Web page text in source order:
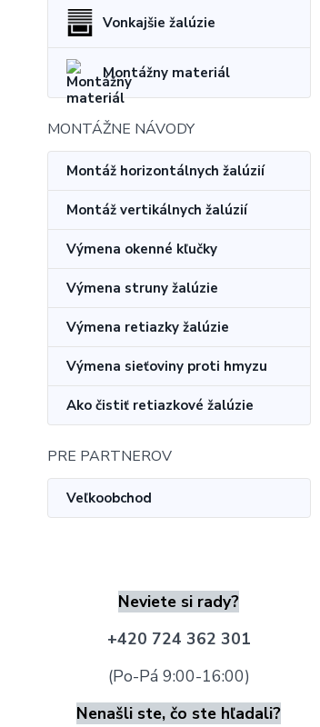
Vonkajšie žalúzie
Montážny materiál
MONTÁŽNE NÁVODY
Montáž horizontálnych žalúzií
Montáž vertikálnych žalúzií
Výmena okenné kľučky
Výmena struny žalúzie
Výmena retiazky žalúzie
Výmena sieťoviny proti hmyzu
Ako čistiť retiazkové žalúzie
PRE PARTNEROV
Veľkoobchod
Neviete si rady?
+420 724 362 301
(Po-Pá 9:00-16:00)
Nenašli ste, čo ste hľadali?